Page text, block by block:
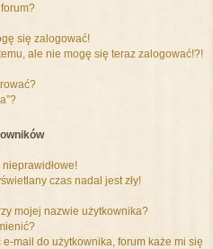
się zalogować!
ale nie mogę się teraz zalogować!?!
czas nadal jest zły!
mojej nazwie użytkownika?
mail do użytkownika, forum każe mi się